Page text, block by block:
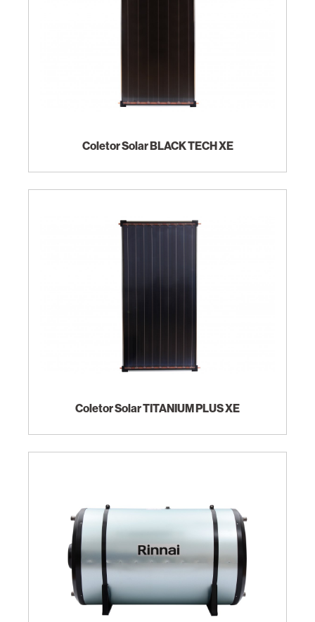
Coletor Solar BLACK TECH XE
Coletor Solar TITANIUM PLUS XE